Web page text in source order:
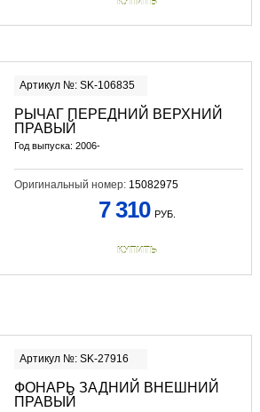
Артикул №: SK-106835
РЫЧАГ ПЕРЕДНИЙ ВЕРХНИЙ
ПРАВЫЙ
Год выпуска: 2006-
Оригинальный номер: 15082975
7 310 РУБ.
КУПИТЬ
Артикул №: SK-27916
ФОНАРЬ ЗАДНИЙ ВНЕШНИЙ
ПРАВЫЙ